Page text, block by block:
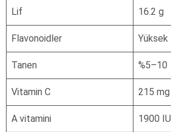
Lif 16.2 g
Flavonoidler Yüksek
Tanen %5–10
Vitamin C 215 mg
A vitamini 1900 IU